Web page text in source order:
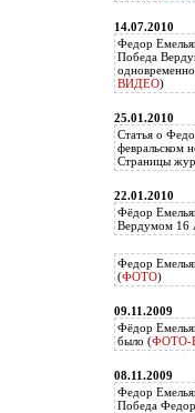
14.07.2010
Федор
Победа
ВИДЕО)
25.01.2010
Статья о
февральском
Страницы
22.01.2010
Фёдор
Вердумом 16
Федор
(ФОТО)
09.11.2009
Фёдор
было (ФОТО-
08.11.2009
Федор
Победа